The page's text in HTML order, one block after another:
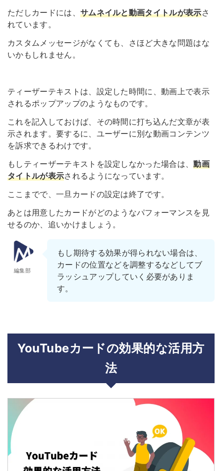
ただしカードには、 サムネイルと動画タイトルが表示さ
れています。
カスタムメッセージがなくても、さほど大きな問題はな
いかもしれません。
ティーザーテキストは、設定した時間に、動画上で表示
されるポップアップのようなものです。
これを記入しておけば、その時間に打ち込んだ文章が表
示されます。要するに、ユーザーに別な動画コンテンツ
を訴求できるわけです。
もしティーザーテキストを設定しなかった場合は、動画
タイトルが表示されるようになっています。
ここまでで、一旦カードの設定は終了です。
あとは用意したカードがどのようなパフォーマンスを見
せるのか、追いかけましょう。
編集部
もし期待する効果が得られない場合は、
カードの位置などを調整するなどしてブ
ラッシュアップしていく必要がありま
す。
YouTubeカードの効果的な活用方
法